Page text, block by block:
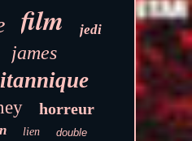
film jedi
james
horreur
lien double